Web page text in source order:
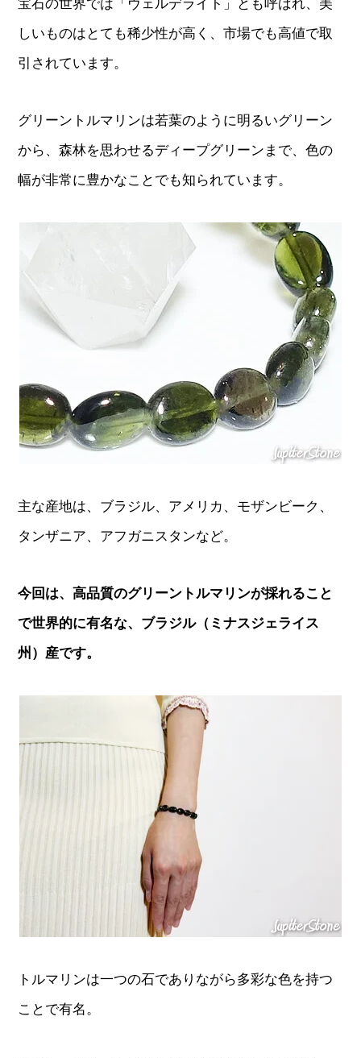
宝石の世界では「ヴェルデライト」とも呼ばれ、美
しいものはとても稀少性が高く、市場でも高値で取
引されています。
グリーントルマリンは若葉のように明るいグリーン
から、森林を思わせるディープグリーンまで、色の
幅が非常に豊かなことでも知られています。
主な産地は、ブラジル、アメリカ、モザンビーク、
タンザニア、アフガニスタンなど。
今回は、高品質のグリーントルマリンが採れること
で世界的に有名な、ブラジル（ミナスジェライス
州）産です。
トルマリンは一つの石でありながら多彩な色を持つ
ことで有名。